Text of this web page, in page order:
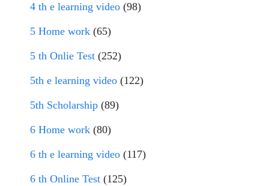
4 th e learning video (98)
5 Home work (65)
5 th Onlie Test (252)
5th e learning video (122)
5th Scholarship (89)
6 Home work (80)
6 th e learning video (117)
6 th Online Test (125)